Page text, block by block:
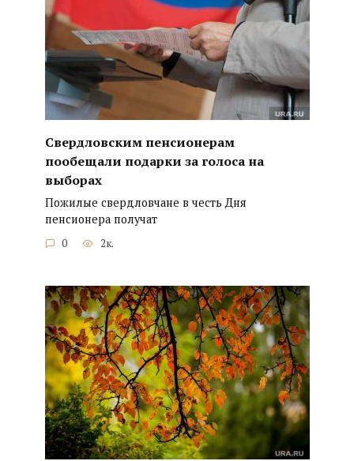
Свердловским пенсионерам
пообещали подарки за голоса на
выборах
Пожилые свердловчане в честь Дня
пенсионера получат
0 2к.